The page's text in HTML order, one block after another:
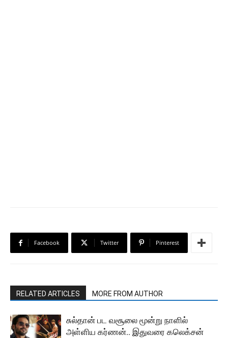
Facebook Twitter Pinterest
RELATED ARTICLES MORE FROM AUTHOR
சுல்தான் பட வசூலை மூன்று நாளில்
அள்ளிய கர்ணன்.. இதுவரை கலெக்சன்